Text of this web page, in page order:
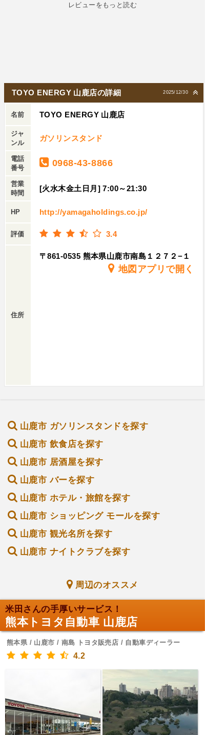
レビューをもっと読む
2025/12/30
TOYO ENERGY 山鹿店の詳細
名前 TOYO ENERGY 山鹿店
ジャ
ンル
ガソリンスタンド
電話
番号
0968-43-8866
営業
時間
[火水木金土日月] 7:00～21:30
HP http://yamagaholdings.co.jp/
評価 3.4
住所
〒861-0535 熊本県山鹿市南島１２７２−１
地図アプリで開く
山鹿市 ガソリンスタンドを探す
山鹿市 飲食店を探す
山鹿市 居酒屋を探す
山鹿市 バーを探す
山鹿市 ホテル・旅館を探す
山鹿市 ショッピング モールを探す
山鹿市 観光名所を探す
山鹿市 ナイトクラブを探す
周辺のオススメ
米田さんの手厚いサービス！
熊本トヨタ自動車 山鹿店
熊本県 / 山鹿市 / 南島 トヨタ販売店 / 自動車ディーラー
4.2